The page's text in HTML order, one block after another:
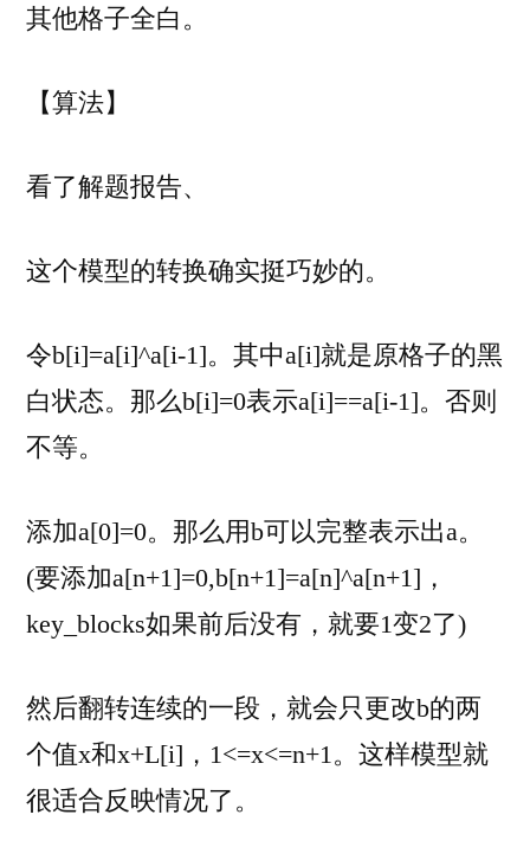
其他格子全白。
【算法】
看了解题报告、
这个模型的转换确实挺巧妙的。
令b[i]=a[i]^a[i-1]。其中a[i]就是原格子的黑
白状态。那么b[i]=0表示a[i]==a[i-1]。否则
不等。
添加a[0]=0。那么用b可以完整表示出a。
(要添加a[n+1]=0,b[n+1]=a[n]^a[n+1]，
key_blocks如果前后没有，就要1变2了)
然后翻转连续的一段，就会只更改b的两
个值x和x+L[i]，1<=x<=n+1。这样模型就
很适合反映情况了。